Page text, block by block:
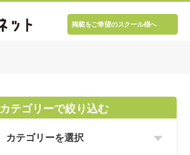
掲載をご希望のスクール様へ
カテゴリーで絞り込む